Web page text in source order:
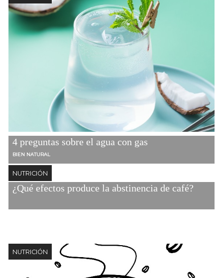
4 preguntas sobre el agua con gas
BIEN NATURAL
NUTRICIÓN
¿Qué efectos produce la abstinencia de café?
NUTRICIÓN